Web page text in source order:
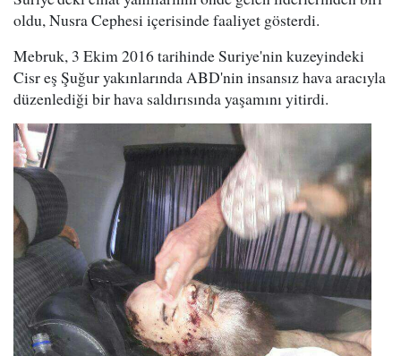
oldu, Nusra Cephesi içerisinde faaliyet gösterdi.
Mebruk, 3 Ekim 2016 tarihinde Suriye'nin kuzeyindeki
Cisr eş Şuğur yakınlarında ABD'nin insansız hava aracıyla
düzenlediği bir hava saldırısında yaşamını yitirdi.